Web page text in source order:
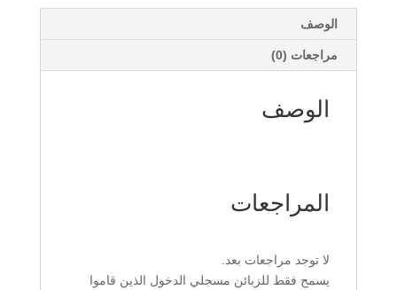
الوصف
مراجعات (0)
الوصف
المراجعات
لا توجد مراجعات بعد.
يسمح فقط للزبائن مسجلي الدخول الذين قاموا